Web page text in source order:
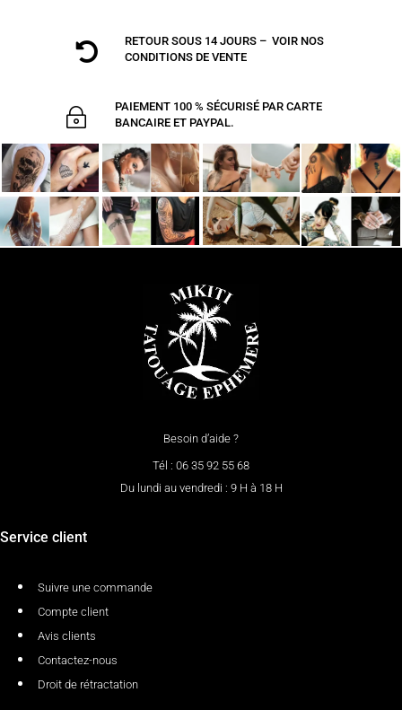

RETOUR SOUS 14 JOURS – VOIR NOS
CONDITIONS DE VENTE
~
PAIEMENT 100 % SÉCURISÉ PAR CARTE
BANCAIRE ET PAYPAL.
Besoin d’aide ?
Tél : 06 35 92 55 68
Du lundi au vendredi : 9 H à 18 H
Service client
Suivre une commande
Compte client
Avis clients
Contactez-nous
Droit de rétractation